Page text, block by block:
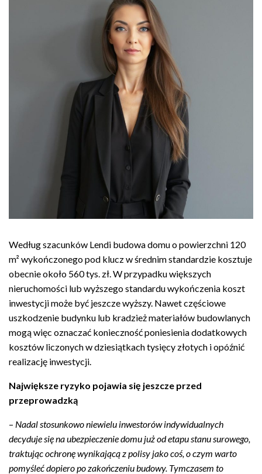
Według szacunków Lendi budowa domu o powierzchni 120
m² wykończonego pod klucz w średnim standardzie kosztuje
obecnie około 560 tys. zł. W przypadku większych
nieruchomości lub wyższego standardu wykończenia koszt
inwestycji może być jeszcze wyższy. Nawet częściowe
uszkodzenie budynku lub kradzież materiałów budowlanych
mogą więc oznaczać konieczność poniesienia dodatkowych
kosztów liczonych w dziesiątkach tysięcy złotych i opóźnić
realizację inwestycji.
Największe ryzyko pojawia się jeszcze przed
przeprowadzką
– Nadal stosunkowo niewielu inwestorów indywidualnych
decyduje się na ubezpieczenie domu już od etapu stanu surowego,
traktując ochronę wynikającą z polisy jako coś, o czym warto
pomyśleć dopiero po zakończeniu budowy. Tymczasem to